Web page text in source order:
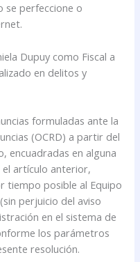
se perfeccione o
Dupuy como Fiscal a
en delitos y
formuladas ante la
(OCRD) a partir del
encuadradas en alguna
el artículo anterior,
tiempo posible al Equipo
perjuicio del aviso
en el sistema de
los parámetros
resolución.